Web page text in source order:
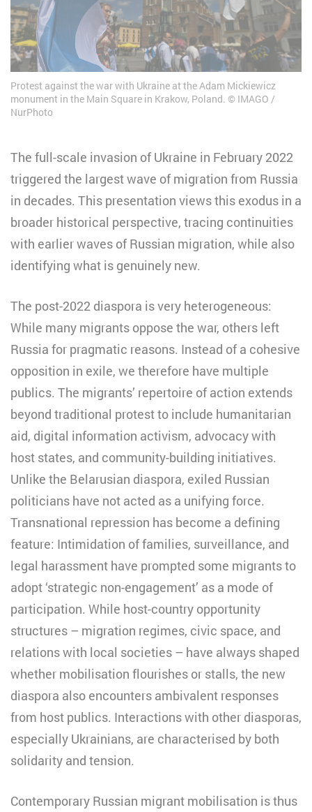
Protest against the war with Ukraine at the Adam Mickiewicz
monument in the Main Square in Krakow, Poland.
IMAGO /
NurPhoto
The full-scale invasion of Ukraine in February 2022
triggered the largest wave of migration from Russia
in decades. This presentation views this exodus in a
broader historical perspective, tracing continuities
with earlier waves of Russian migration, while also
identifying what is genuinely new.
The post-2022 diaspora is very heterogeneous:
While many migrants oppose the war, others left
Russia for pragmatic reasons. Instead of a cohesive
opposition in exile, we therefore have multiple
publics. The migrants’ repertoire of action extends
beyond traditional protest to include humanitarian
aid, digital information activism, advocacy with
host states, and community-building initiatives.
Unlike the Belarusian diaspora, exiled Russian
politicians have not acted as a unifying force.
Transnational repression has become a defining
feature: Intimidation of families, surveillance, and
legal harassment have prompted some migrants to
adopt ‘strategic non-engagement’ as a mode of
participation. While host-country opportunity
structures – migration regimes, civic space, and
relations with local societies – have always shaped
whether mobilisation flourishes or stalls, the new
diaspora also encounters ambivalent responses
from host publics. Interactions with other diasporas,
especially Ukrainians, are characterised by both
solidarity and tension.
Contemporary Russian migrant mobilisation is thus